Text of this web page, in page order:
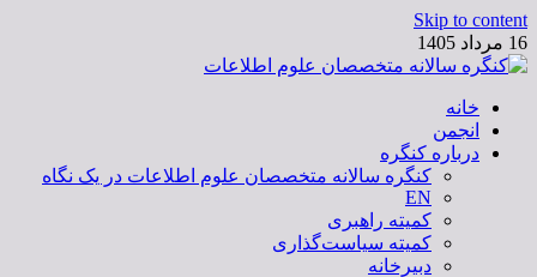
Skip to content
16 مرداد 1405
کنگره سالانه متخصصان علوم اطلاعات
خانه
انجمن
درباره کنگره
کنگره سالانه متخصصان علوم اطلاعات در یک نگاه
EN
کمیته راهبری
کمیته سیاست‌گذاری
دبیرخانه